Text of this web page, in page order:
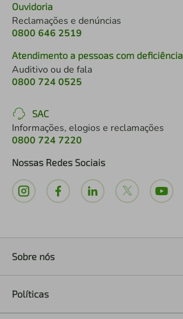
Ouvidoria
Reclamações e denúncias
0800 646 2519
Atendimento a pessoas com deficiência
Auditivo ou de fala
0800 724 0525
SAC
Informações, elogios e reclamações
0800 724 7220
Nossas Redes Sociais
Sobre nós
Políticas